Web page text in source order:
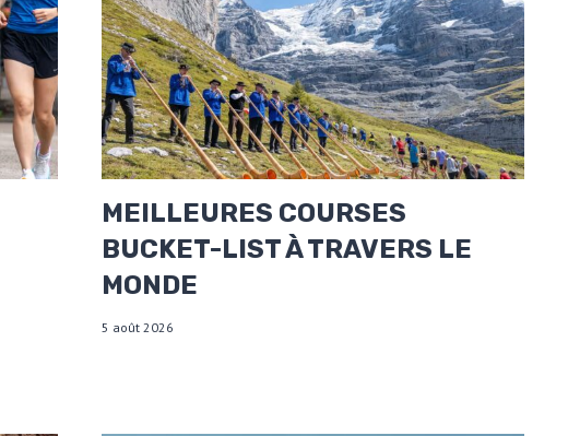
MEILLEURES COURSES
BUCKET-LIST À TRAVERS LE
MONDE
5 août 2026